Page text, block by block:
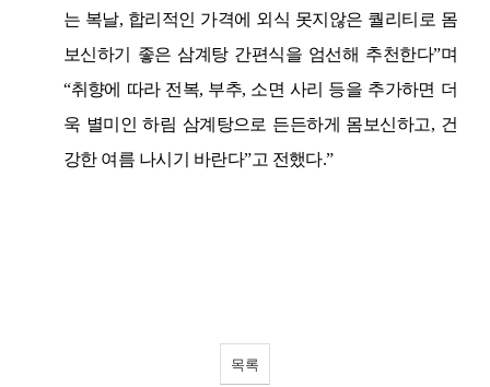
는 복날, 합리적인 가격에 외식 못지않은 퀄리티로 몸
보신하기 좋은 삼계탕 간편식을 엄선해 추천한다”며
“취향에 따라 전복, 부추, 소면 사리 등을 추가하면 더
욱 별미인 하림 삼계탕으로 든든하게 몸보신하고, 건
강한 여름 나시기 바란다”고 전했다.”
목록